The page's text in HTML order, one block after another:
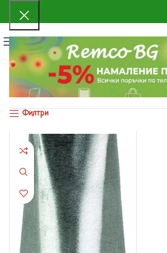
МЕНЮ
Начало Продуктът Размер 28 х 4 мм.
Показване на единствения резултат
Филтри